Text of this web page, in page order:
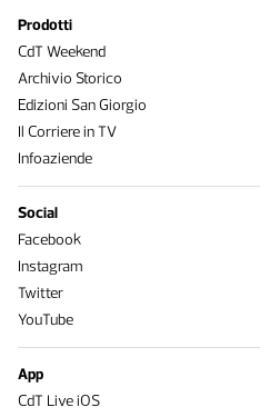
Prodotti
CdT Weekend
Archivio Storico
Edizioni San Giorgio
Il Corriere in TV
Infoaziende
Social
Facebook
Instagram
Twitter
YouTube
App
CdT Live iOS